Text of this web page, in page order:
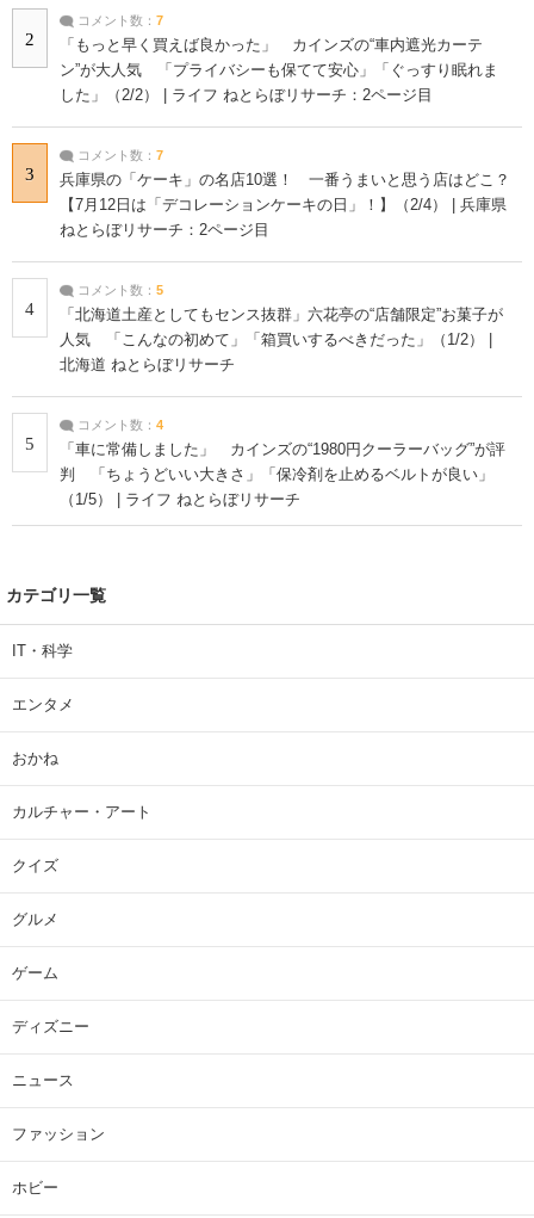
2
コメント数： 7
「もっと早く買えば良かった」 カインズの“車内遮光カーテ
ン”が大人気 「プライバシーも保てて安心」「ぐっすり眠れま
した」（2/2） | ライフ ねとらぼリサーチ：2ページ目
3
コメント数： 7
兵庫県の「ケーキ」の名店10選！ 一番うまいと思う店はどこ？
【7月12日は「デコレーションケーキの日」！】（2/4） | 兵庫県
ねとらぼリサーチ：2ページ目
4
コメント数： 5
「北海道土産としてもセンス抜群」六花亭の“店舗限定”お菓子が
人気 「こんなの初めて」「箱買いするべきだった」（1/2） |
北海道 ねとらぼリサーチ
5
コメント数： 4
「車に常備しました」 カインズの“1980円クーラーバッグ”が評
判 「ちょうどいい大きさ」「保冷剤を止めるベルトが良い」
（1/5） | ライフ ねとらぼリサーチ
カテゴリ一覧
IT・科学
エンタメ
おかね
カルチャー・アート
クイズ
グルメ
ゲーム
ディズニー
ニュース
ファッション
ホビー